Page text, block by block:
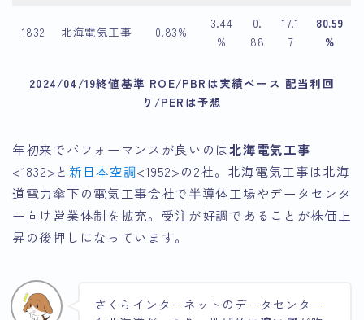
1832 北海電気工事 0.83%
3.44
%
0.
88
17.1
7
80.59
%
2024/04/19終値基準 ROE/PBRは実績ベース 配当利回
り/PERは予想
年初来でパフォーマンスが良いのは北海電気工事
<1832>と 新日本空調<1952>の2社。北海電気工事は北海
道電力傘下の電気工事会社で半導体工場やデータセンタ
ー向け営業体制を拡充。受注が好調であることが株価上
昇の後押しになっています。
さくらインターネットのデータセンター